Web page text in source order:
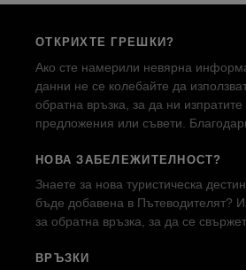
ОТКРИХТЕ ГРЕШКИ?
Ако сте намерили невярна
данни не се колебайте да
обратна връзка, за да ни
предложения или съвети.
НОВА ЗАБЕЛЕЖИТЕЛНОСТ?
Знаете за нова туристическа
бъде добавена в Пътеводителят?
за обратна връзка, за да се
ВРЪЗКИ